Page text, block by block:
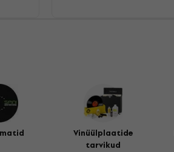
Vinüülplaatide
tarvikud